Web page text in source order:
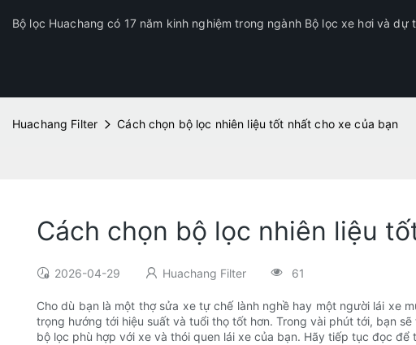
Bộ lọc Huachang có 17 năm kinh nghiệm trong ngành Bộ lọc xe hơi và dự
Huachang Filter Cách chọn bộ lọc nhiên liệu tốt nhất cho xe của bạn
Cách chọn bộ lọc nhiên liệu
2026-04-29 Huachang Filter 61
Cho dù bạn là một thợ sửa xe tự chế lành nghề hay một người lái xe
trọng hướng tới hiệu suất và tuổi thọ tốt hơn. Trong vài phút tới, bạn
bộ lọc phù hợp với xe và thói quen lái xe của bạn. Hãy tiếp tục đọc